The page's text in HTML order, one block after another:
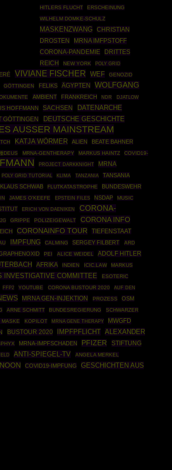
HITLERS FLUCHT
ERSCHEINUNG
WILHELM DOMKE-SCHULZ
MASKENZWANG
CHRISTIAN
DROSTEN
MRNA IMFPSTOFF
CORONA-PANDEMIE
DRITTES
REICH
NEW YORK POLY GRID
VIVIANE FISCHER WEF GENOZID
GÖTTINGEN FELIKS ÄGYPTEN
WOLFGANG
AMBIENT FRANKREICH NDR DJATLOW
HOFFMANN SACHSEN DATENARCHE
GÖTTINGEN DEUTSCHE GESCHICHTE
AUSSER MAINSTREAM
KATJA WÖRMER ALIEN BEATE BAHNER
DEUS MRNA-GENTHERAPY MARKUS HAINTZ
COVID19-
PROJECT DARKKNIGHT
MRNA
POLY GRID TUTORIAL KLIMA TANZANIA
TANSANIA
KLAUS SCHWAB FLUTKATASTROPHE BUNDESWEHR
JAMES O'KEEFE EPSTEIN FILES NSDAP MUSIC
ERICH VON DAENIKEN
CORONA-
2G GRIPPE POLIZEIGEWALT
CORONA INFO
CORONAINFO TOUR TIEFENSTAAT
IMPFUNG CALMING SERGEY FILBERT ARD
PEI ALICE WEIDEL ADOLF HITLER
AFRIKA INDIEN ICIC.LAW
MARKUS
INVESTIGATIVE COMMITTEE ESOTERIC
FFP2 YOUTUBE CORONA BUSTOUR 2020 AUF DEN
MRNA GEN-INJEKTION PROZESS
OSM
ARNE SCHMITT BUNDESREGIERUNG
SCHWARZER
MASKE KOPILOT MRNA GENE THERAPY MWGFD
BUSTOUR 2020 IMPFPFLICHT ALEXANDER
MRNA-IMPFSCHADEN PFIZER
STIFTUNG
ANTI-SPIEGEL-TV ANGELA MERKEL
COVID19-IMPFUNG
GESCHICHTEN AUS